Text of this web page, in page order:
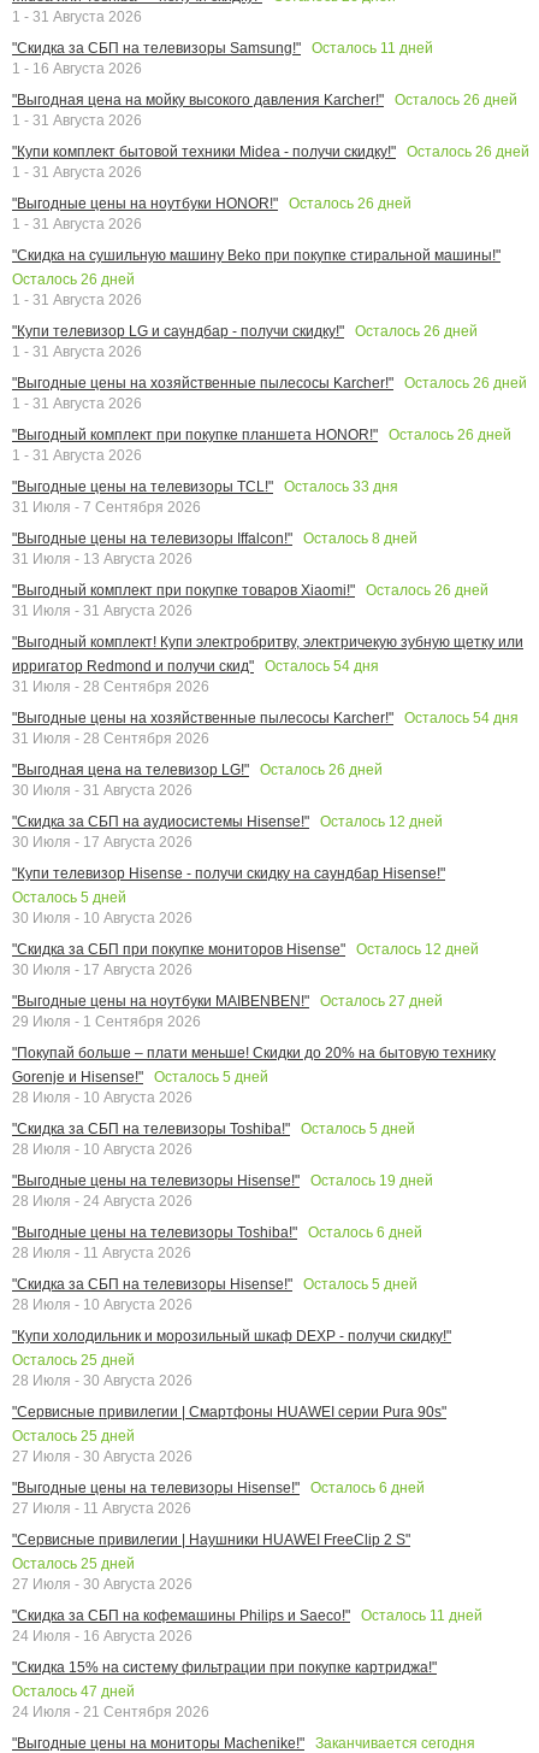
1 - 31 Августа 2026
"Скидка за СБП на телевизоры Samsung!"
Осталось 11 дней
1 - 16 Августа 2026
"Выгодная цена на мойку высокого давления Karcher!"
Осталось 26 дней
1 - 31 Августа 2026
"Купи комплект бытовой техники Midea - получи скидку!"
Осталось 26 дней
1 - 31 Августа 2026
"Выгодные цены на ноутбуки HONOR!"
Осталось 26 дней
1 - 31 Августа 2026
"Скидка на сушильную машину Beko при покупке стиральной машины!"
Осталось 26 дней
1 - 31 Августа 2026
"Купи телевизор LG и саундбар - получи скидку!"
Осталось 26 дней
1 - 31 Августа 2026
"Выгодные цены на хозяйственные пылесосы Karcher!"
Осталось 26 дней
1 - 31 Августа 2026
"Выгодный комплект при покупке планшета HONOR!"
Осталось 26 дней
1 - 31 Августа 2026
"Выгодные цены на телевизоры TCL!"
Осталось 33 дня
31 Июля - 7 Сентября 2026
"Выгодные цены на телевизоры Iffalcon!"
Осталось 8 дней
31 Июля - 13 Августа 2026
"Выгодный комплект при покупке товаров Xiaomi!"
Осталось 26 дней
31 Июля - 31 Августа 2026
"Выгодный комплект! Купи электробритву, электричекую зубную щетку или
ирригатор Redmond и получи скид"
Осталось 54 дня
31 Июля - 28 Сентября 2026
"Выгодные цены на хозяйственные пылесосы Karcher!"
Осталось 54 дня
31 Июля - 28 Сентября 2026
"Выгодная цена на телевизор LG!"
Осталось 26 дней
30 Июля - 31 Августа 2026
"Скидка за СБП на аудиосистемы Hisense!"
Осталось 12 дней
30 Июля - 17 Августа 2026
"Купи телевизор Hisense - получи скидку на саундбар Hisense!"
Осталось 5 дней
30 Июля - 10 Августа 2026
"Скидка за СБП при покупке мониторов Hisense"
Осталось 12 дней
30 Июля - 17 Августа 2026
"Выгодные цены на ноутбуки MAIBENBEN!"
Осталось 27 дней
29 Июля - 1 Сентября 2026
"Покупай больше – плати меньше! Скидки до 20% на бытовую технику
Gorenje и Hisense!"
Осталось 5 дней
28 Июля - 10 Августа 2026
"Скидка за СБП на телевизоры Toshiba!"
Осталось 5 дней
28 Июля - 10 Августа 2026
"Выгодные цены на телевизоры Hisense!"
Осталось 19 дней
28 Июля - 24 Августа 2026
"Выгодные цены на телевизоры Toshiba!"
Осталось 6 дней
28 Июля - 11 Августа 2026
"Скидка за СБП на телевизоры Hisense!"
Осталось 5 дней
28 Июля - 10 Августа 2026
"Купи холодильник и морозильный шкаф DEXP - получи скидку!"
Осталось 25 дней
28 Июля - 30 Августа 2026
"Сервисные привилегии | Смартфоны HUAWEI серии Pura 90s"
Осталось 25 дней
27 Июля - 30 Августа 2026
"Выгодные цены на телевизоры Hisense!"
Осталось 6 дней
27 Июля - 11 Августа 2026
"Сервисные привилегии | Наушники HUAWEI FreeClip 2 S"
Осталось 25 дней
27 Июля - 30 Августа 2026
"Скидка за СБП на кофемашины Philips и Saeco!"
Осталось 11 дней
24 Июля - 16 Августа 2026
"Скидка 15% на систему фильтрации при покупке картриджа!"
Осталось 47 дней
24 Июля - 21 Сентября 2026
"Выгодные цены на мониторы Machenike!"
Заканчивается сегодня